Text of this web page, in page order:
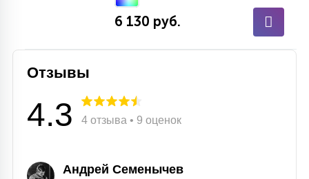
НАСТЕННЫЕ
15
АКСЕССУАРЫ
6 130 руб.
Отзывы
4.3 4 отзыва • 9 оценок
Андрей Семенычев